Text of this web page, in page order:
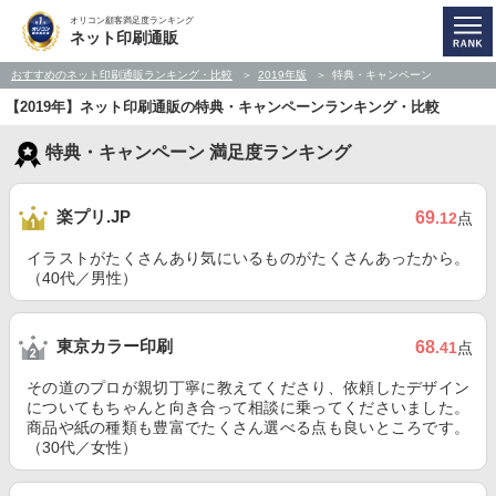
オリコン顧客満足度ランキング
ネット印刷通販
おすすめのネット印刷通販ランキング・比較 2019年版 特典・キャンペーン
【2019年】ネット印刷通販の特典・キャンペーンランキング・比較
特典・キャンペーン 満足度ランキング
楽プリ.JP 69.12点
イラストがたくさんあり気にいるものがたくさんあったから。
（40代／男性）
東京カラー印刷 68.41点
その道のプロが親切丁寧に教えてくださり、依頼したデザイン
についてもちゃんと向き合って相談に乗ってくださいました。
商品や紙の種類も豊富でたくさん選べる点も良いところです。
（30代／女性）